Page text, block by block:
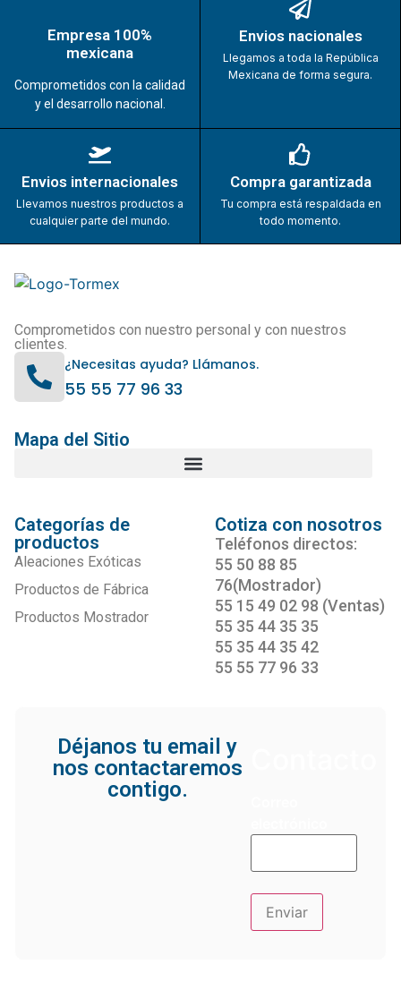
Empresa 100%
mexicana
Comprometidos con la calidad
y el desarrollo nacional.
Envios nacionales
Llegamos a toda la República
Mexicana de forma segura.
Envios internacionales
Llevamos nuestros productos a
cualquier parte del mundo.
Compra garantizada
Tu compra está respaldada en
todo momento.
Comprometidos con nuestro personal y con nuestros
clientes.
¿Necesitas ayuda? Llámanos.
55 55 77 96 33
Mapa del Sitio
Categorías de
productos
Aleaciones Exóticas
Productos de Fábrica
Productos Mostrador
Cotiza con nosotros
Teléfonos directos:
55 50 88 85
76(Mostrador)
55 15 49 02 98 (Ventas)
55 35 44 35 35
55 35 44 35 42
55 55 77 96 33
Déjanos tu email y
nos contactaremos
contigo.